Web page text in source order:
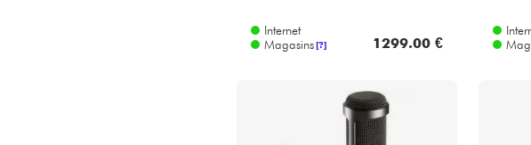
Internet
Magasins[?] 1299.00 €